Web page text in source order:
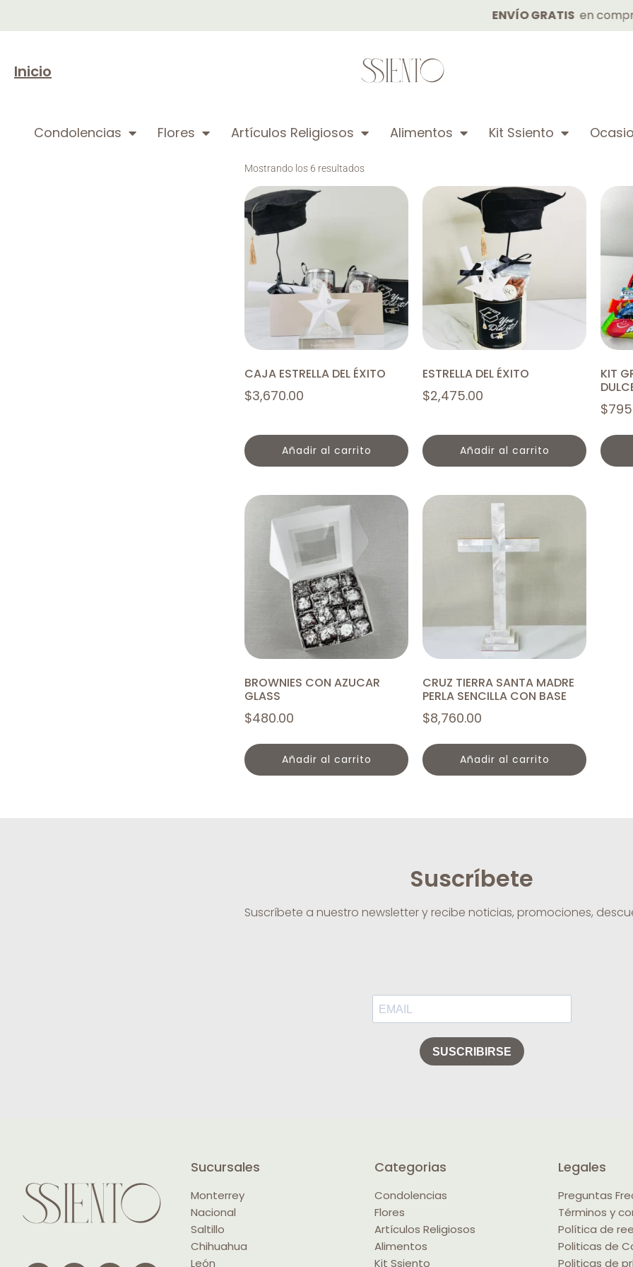
ENVÍO GRATISen compras
Inicio
Condolencias Flores Artículos Religiosos Alimentos Kit Ssiento
Mostrando los 6 resultados
CAJA ESTRELLA DEL ÉXITO
$3,670.00
añadir al carrito
ESTRELLA DEL ÉXITO
$2,475.00
añadir al carrito
KIT
$
BROWNIES CON AZUCAR
GLASS
$480.00
añadir al carrito
CRUZ TIERRA SANTA MADRE
PERLA SENCILLA CON BASE
$8,760.00
añadir al carrito
Suscríbete
Suscríbete a nuestro newsletter y recibe noticias, promociones,
Sucursales
Monterrey
Nacional
Saltillo
Chihuahua
León
Categorias
Condolencias
Flores
Artículos Religiosos
Alimentos
Kit Ssiento
Legales
Preguntas
Términos y
Política de
Politicas de
Politicas de